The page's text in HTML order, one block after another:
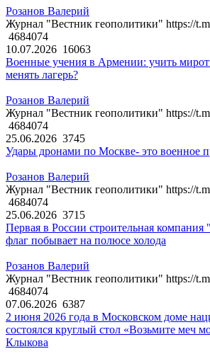
Розанов Валерий
Журнал "Вестник геополитики" https://
4684074
10.07.2026 16063
Военные учения в Армении: учить
менять лагерь?
Розанов Валерий
Журнал "Вестник геополитики" https://
4684074
25.06.2026 3745
Удары дронами по Москве- это военное
Розанов Валерий
Журнал "Вестник геополитики" https://
4684074
25.06.2026 3715
Первая в России строительная
флаг побывает на полюсе холода
Розанов Валерий
Журнал "Вестник геополитики" https://
4684074
07.06.2026 6387
2 июня 2026 года в Московском доме
состоялся круглый стол «Возьмите меч
Клыкова